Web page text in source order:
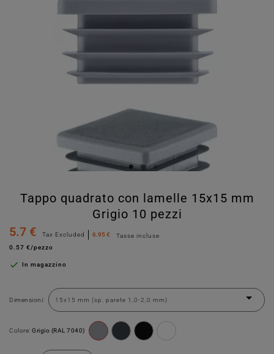
Tappo quadrato con lamelle 15x15 mm
Grigio 10 pezzi
5.7 €
Tax Excluded 6.95 €
Tasse incluse
0.57 €/pezzo
 In magazzino
Dimensioni:
Colore: Grigio (RAL 7040)